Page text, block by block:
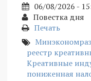
06/08/2026 -
Повестка дня
Печать
реестр
Креативные
пониженная